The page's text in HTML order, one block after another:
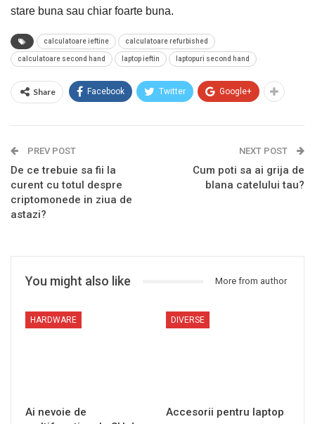
stare buna sau chiar foarte buna.
calculatoare ieftine calculatoare refurbished
calculatoare second hand laptop ieftin laptopuri second hand
Share Facebook Twitter Google+
PREV POST
De ce trebuie sa fii la
curent cu totul despre
criptomonede in ziua de
astazi?
NEXT POST
Cum poti sa ai grija de
blana catelului tau?
You might also like More from author
HARDWARE
Ai nevoie de
DIVERSE
Accesorii pentru laptop